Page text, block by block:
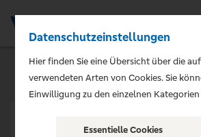
Datenschutzeinstellungen
Hier finden Sie eine Übersicht über die
verwendeten Arten von Cookies. Sie
Einwilligung zu den einzelnen
Essentielle Cookies